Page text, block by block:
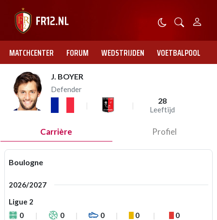
MATCHCENTER FORUM WEDSTRIJDEN VOETBALPOOL
J. BOYER
Defender
28
Leeftijd
Carrière Profiel
Boulogne
2026/2027
Ligue 2
0
0 0 0 0